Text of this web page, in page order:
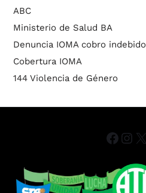
ABC
Ministerio de Salud BA
Denuncia IOMA cobro indebido
Cobertura IOMA
144 Violencia de Género